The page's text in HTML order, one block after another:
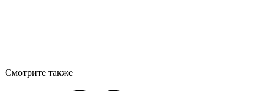
Смотрите также